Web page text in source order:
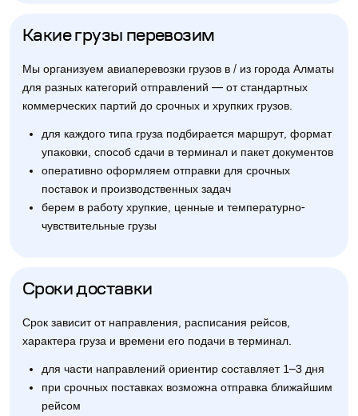
Какие грузы перевозим
Мы организуем авиаперевозки грузов в / из города Алматы
для разных категорий отправлений — от стандартных
коммерческих партий до срочных и хрупких грузов.
для каждого типа груза подбирается маршрут, формат
упаковки, способ сдачи в терминал и пакет документов
оперативно оформляем отправки для срочных
поставок и производственных задач
берем в работу хрупкие, ценные и температурно-
чувствительные грузы
Сроки доставки
Срок зависит от направления, расписания рейсов,
характера груза и времени его подачи в терминал.
для части направлений ориентир составляет 1–3 дня
при срочных поставках возможна отправка ближайшим
рейсом